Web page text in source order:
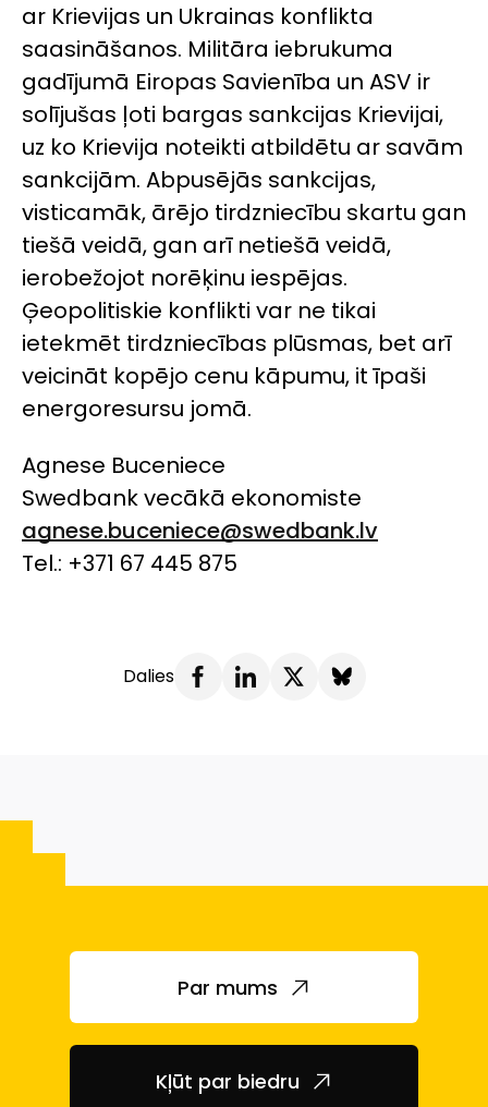
ar Krievijas un Ukrainas konflikta
saasināšanos. Militāra iebrukuma
gadījumā Eiropas Savienība un ASV ir
solījušas ļoti bargas sankcijas Krievijai,
uz ko Krievija noteikti atbildētu ar savām
sankcijām. Abpusējās sankcijas,
visticamāk, ārējo tirdzniecību skartu gan
tiešā veidā, gan arī netiešā veidā,
ierobežojot norēķinu iespējas.
Ģeopolitiskie konflikti var ne tikai
ietekmēt tirdzniecības plūsmas, bet arī
veicināt kopējo cenu kāpumu, it īpaši
energoresursu jomā.
Agnese Buceniece
Swedbankvecākā ekonomiste
agnese.buceniece@swedbank.lv
Tel.: +371 67 445 875
Dalies
Par mums
Kļūt par biedru